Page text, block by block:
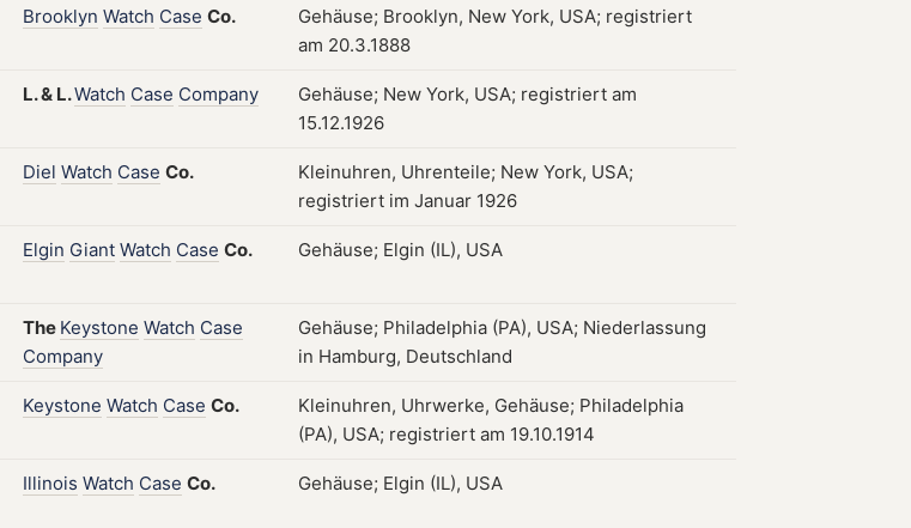
Brooklyn Watch Case Co.
Gehäuse; Brooklyn, New York, USA; registriert
am 20.3.1888
L.& L.Watch Case Company
Gehäuse; New York, USA; registriert am
15.12.1926
Diel Watch Case Co.
Kleinuhren, Uhrenteile; New York, USA;
registriert im Januar 1926
Elgin Giant Watch Case Co. Gehäuse; Elgin (IL), USA
The Keystone Watch Case
Company
Gehäuse; Philadelphia (PA), USA; Niederlassung
in Hamburg, Deutschland
Keystone Watch Case Co.
Kleinuhren, Uhrwerke, Gehäuse; Philadelphia
(PA), USA; registriert am 19.10.1914
Illinois Watch Case Co. Gehäuse; Elgin (IL), USA